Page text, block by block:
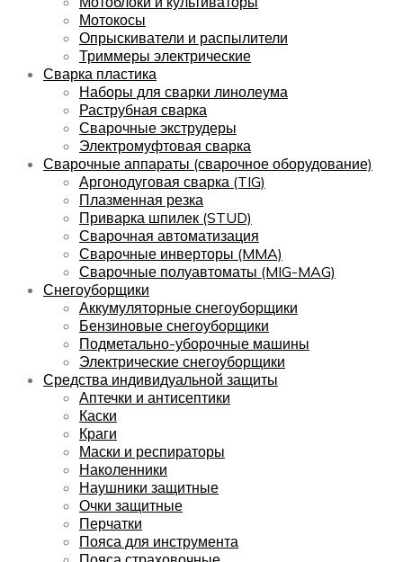
Мотокосы
Опрыскиватели и распылители
Триммеры электрические
Сварка пластика
Наборы для сварки линолеума
Раструбная сварка
Сварочные экструдеры
Электромуфтовая сварка
Сварочные аппараты (сварочное оборудование)
Аргонодуговая сварка (TIG)
Плазменная резка
Приварка шпилек (STUD)
Сварочная автоматизация
Сварочные инверторы (MMA)
Сварочные полуавтоматы (MIG-MAG)
Снегоуборщики
Аккумуляторные снегоуборщики
Бензиновые снегоуборщики
Подметально-уборочные машины
Электрические снегоуборщики
Средства индивидуальной защиты
Аптечки и антисептики
Каски
Краги
Маски и респираторы
Наколенники
Наушники защитные
Очки защитные
Перчатки
Пояса для инструмента